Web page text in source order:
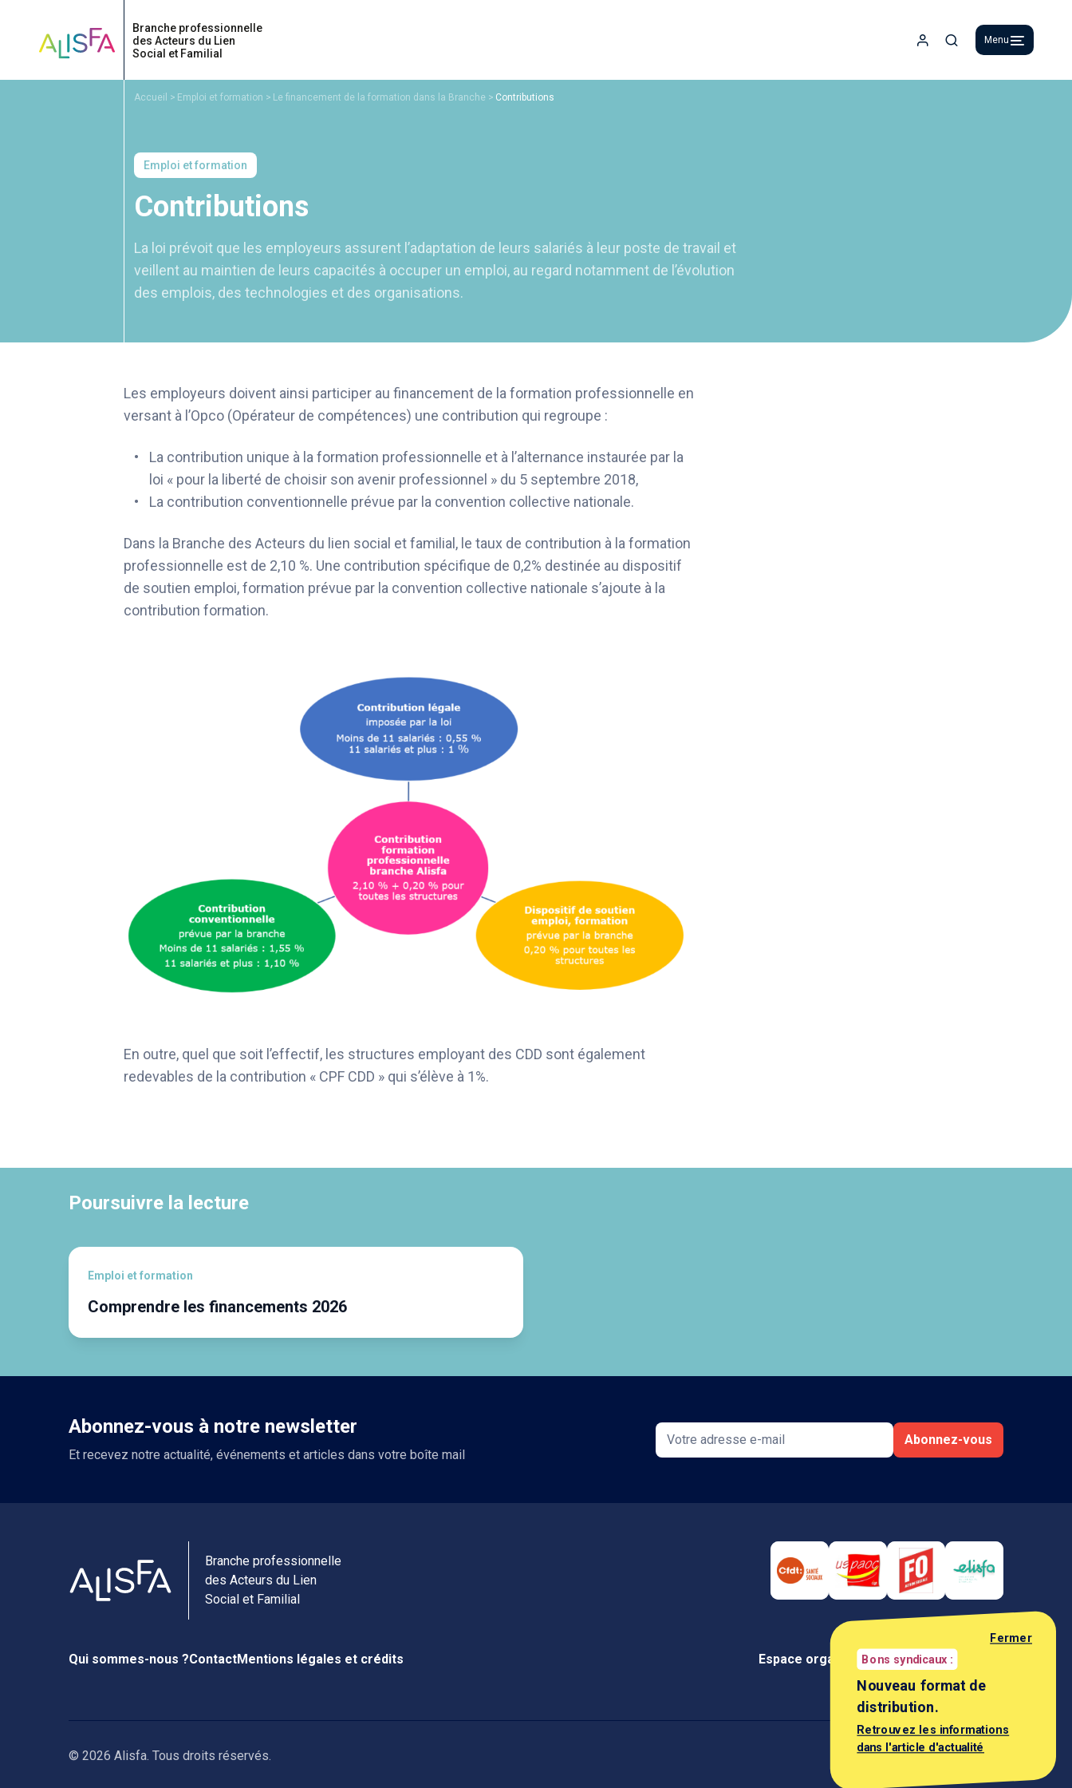
Espace adhérent
Recherche
Menu
Accueil Emploi et formation Le financement de la formation dans la Branche Contributions
Emploi et formation
Contributions
La loi prévoit que les employeurs assurent l’adaptation de leurs salariés à leur poste de travail et
veillent au maintien de leurs capacités à occuper un emploi, au regard notamment de l’évolution
des emplois, des technologies et des organisations.
Les employeurs doivent ainsi participer au financement de la formation professionnelle en
versant à l’Opco (Opérateur de compétences) une contribution qui regroupe :
La contribution unique à la formation professionnelle et à l’alternance instaurée par la
loi « pour la liberté de choisir son avenir professionnel » du 5 septembre 2018,
La contribution conventionnelle prévue par la convention collective nationale.
Dans la Branche des Acteurs du lien social et familial, le taux de contribution à la formation
professionnelle est de 2,10 %. Une contribution spécifique de 0,2% destinée au dispositif
de soutien emploi, formation prévue par la convention collective nationale s’ajoute à la
contribution formation.
En outre, quel que soit l’effectif, les structures employant des CDD sont également
redevables de la contribution « CPF CDD » qui s’élève à 1%.
Poursuivre la lecture
Emploi et formation
Comprendre les financements 2026
Abonnez-vous à notre newsletter
Et recevez notre actualité, événements et articles dans votre boîte mail
Abonnez-vous
Branche professionnelle
des Acteurs du Lien
Social et Familial
Qui sommes-nous ?ContactMentions légales et crédits Espace organisationEspace négociateur
© 2026 Alisfa. Tous droits réservés.
Fermer
Bons syndicaux :
Nouveau format de
distribution.
Retrouvez les informations
dans l'article d'actualité